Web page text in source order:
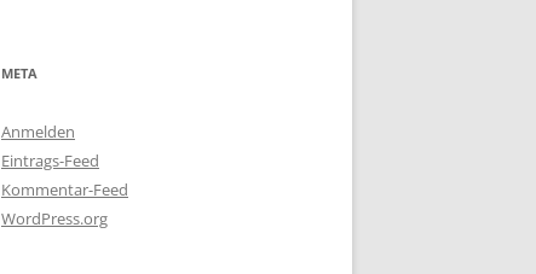
META
Anmelden
Eintrags-Feed
Kommentar-Feed
WordPress.org